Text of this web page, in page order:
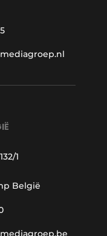
1
België